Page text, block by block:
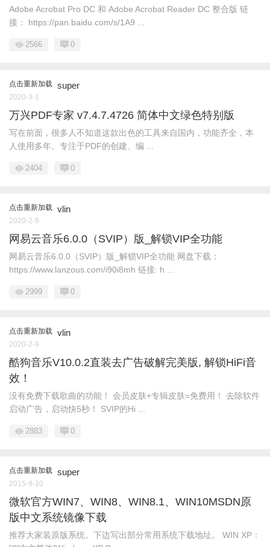
Adobe Acrobat Pro DC 和 Adobe Acrobat Reader DC 整合版 链
接： https://pan.baidu.com/s/1A9 ...
2566 0
点击重新加载 super
2020-3-1
万兴PDF专家 v7.4.7.4726 简体中文绿色特别版
写在前面，很多人不知道这款出色的工具来自国内，功能齐全，本
人使用多年。专注于PDF的创建、编 ...
2404 0
点击重新加载 vlin
2020-2-9
网易云音乐6.0.0（SVIP）版_解锁VIP全功能
网易云音乐6.0.0（SVIP）版_解锁VIP全功能 网盘下载：
https://www.lanzous.com/i90i8mh 链接: h ...
2999 0
点击重新加载 vlin
2020-2-9
酷狗音乐V10.0.2直装去广告破解完美版, 解锁HiFi音
效！
没有免费下载歌曲的功能！ 会员皮肤+专辑皮肤=免费用！ 去除软件
启动广告，启动快5秒！ SVIP的Hi ...
2883 0
点击重新加载 super
2015-9-10
微软官方WIN7、WIN8、WIN8.1、WIN10MSDN原
版中文系统镜像下载
推荐大家装原版系统。下边写出部分常用系统下载地址。 WIN XP：